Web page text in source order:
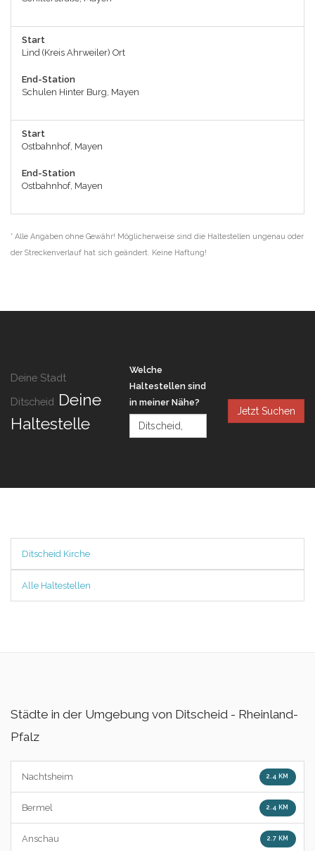
Start
Lind (Kreis Ahrweiler) Ort
End-Station
Schulen Hinter Burg, Mayen
Start
Ostbahnhof, Mayen
End-Station
Ostbahnhof, Mayen
* Alle Angaben ohne Gewähr! Möglicherweise sind die Haltestellen ungenau oder
der Streckenverlauf hat sich geändert. Keine Haftung!
Deine Stadt
Ditscheid Deine
Haltestelle
Welche
Haltestellen sind
in meiner Nähe?
Jetzt Suchen
Ditscheid Kirche
Alle Haltestellen
Städte in der Umgebung von Ditscheid - Rheinland-
Pfalz
Nachtsheim 2.4 KM
Bermel 2.4 KM
Anschau 2.7 KM